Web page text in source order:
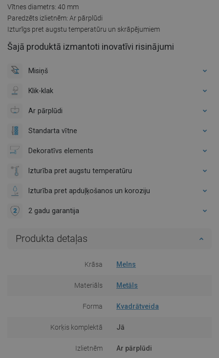
Vītnes diametrs: 40 mm
Paredzēts izlietnēm: Ar pārplūdi
Izturīgs pret augstu temperatūru un skrāpējumiem
Šajā produktā izmantoti inovatīvi risinājumi
Misiņš
Klik-klak
Ar pārplūdi
Standarta vītne
Dekoratīvs elements
Izturība pret augstu temperatūru
Izturība pret apduļķošanos un koroziju
2 gadu garantija
Produkta detaļas
Krāsa Melns
Materiāls Metāls
Forma Kvadrātveida
Korķis komplektā Jā
Izlietnēm Ar pārplūdi